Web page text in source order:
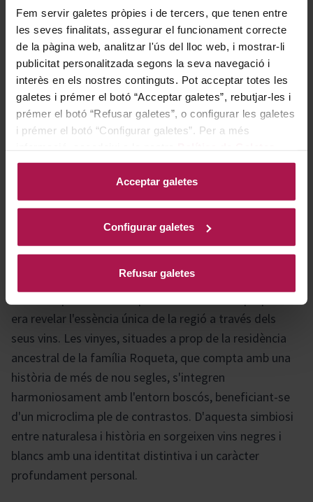
Fem servir galetes pròpies i de tercers, que tenen entre
les seves finalitats, assegurar el funcionament correcte
de la pàgina web, analitzar l'ús del lloc web, i mostrar-li
publicitat personalitzada segons la seva navegació i
interès en els nostres continguts. Pot acceptar totes les
galetes i prémer el botó “Acceptar galetes”, rebutjar-les i
prémer el botó “Refusar galetes”, o configurar les galetes
i prémer el botó “Configurar galetes”. Per a més
Acceptar galetes
Configurar galetes
Refusar galetes
amb aperitius com caviar, micuit de fetge d'ànec, foie
amb poma al forn o formatges cremosos, i per a
postres amb formatges blaus, pastís tatin, torrons,
coques de Sant Joan, xocolata negra, fruites blanques
o d'os, i fruits secs com nous o figues. També es pot
fer servir en receptes, com maduixes o meló macerats,
o en reduccions per acompanyar salmó o carns
Historia bodega
El celler Abadal, emplaçat al municipi de Santa Maria
d'Horta d'Avinyó, a la comarca de Bages, va ser
era revelar l'essència única de la regió a través dels
seus vins. Les vinyes, situades a prop de la residència
ancestral de la família Roqueta, que compta amb una
història de més de nou segles, s'integren
harmoniosament amb l'entorn boscós, beneficiant-se
d'un microclima ple de contrastos. D'aquesta simbiosi
entre naturalesa i història en sorgeixen vins negres i
blancs amb una identitat distintiva i un caràcter
profundament personal.